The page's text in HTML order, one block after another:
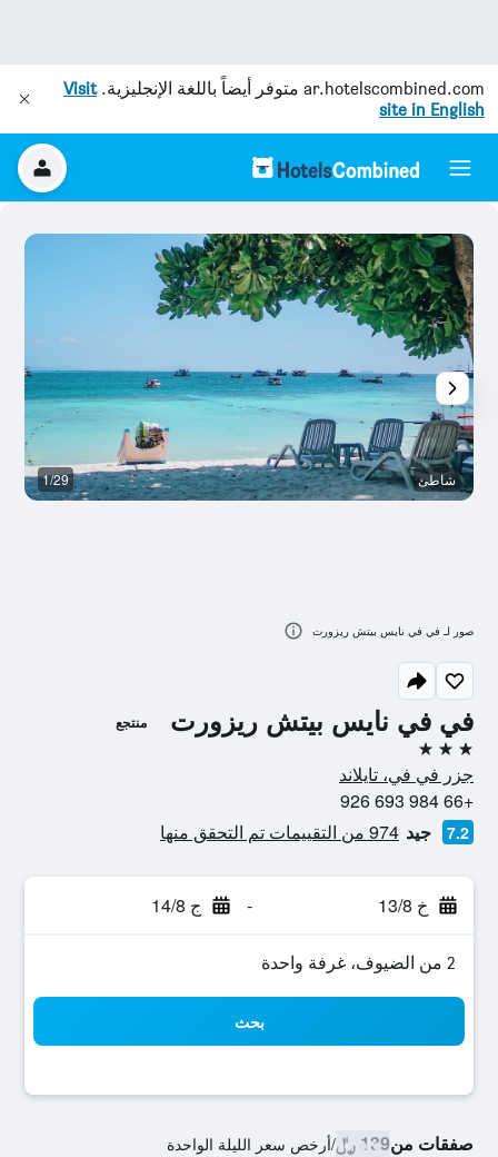
ar.hotelscombined.com متوفر أيضاً باللغة الإنجليزية.Visit
site in English
في في نايس بيتش ريزورت منتجع
3 نجوم
جزر في في، تايلاند
+66 984 693 926
7.2 جيد 974 من التقييمات تم التحقق منها
خ 13/8 - ج 14/8
2 من الضيوف، غرفة واحدة
بحث
صفقات من139 ﷼ /أرخص سعر الليلة الواحدة
شاطئ 1/29
صور لـ في في نايس بيتش ريزورت